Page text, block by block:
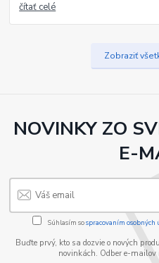
čítať celé
Zobraziť
NOVINKY ZO
E-
Súhlasím sospracovaním osobných
Buďte prvý, kto sa dozvie o nových
novinkách. Odber e-mailov